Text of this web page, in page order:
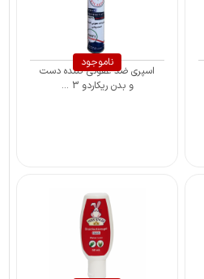
ناموجود
اسپری ضد عفونی کننده دست
و بدن ریکاردو 3 ...